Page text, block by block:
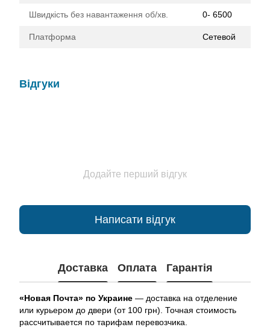
Швидкість без навантаження об/хв. 0- 6500
Платформа Сетевой
Відгуки
Додайте перший відгук
Написати відгук
Доставка Оплата Гарантія
«Новая Почта» по Украине — доставка на отделение
или курьером до двери (от 100 грн). Точная стоимость
рассчитывается по тарифам перевозчика.